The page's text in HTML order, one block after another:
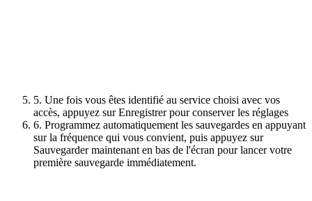
5. Une fois vous êtes identifié au service choisi avec vos
accès, appuyez sur Enregistrer pour conserver les réglages
6. Programmez automatiquement les sauvegardes en appuyant
sur la fréquence qui vous convient, puis appuyez sur
Sauvegarder maintenant en bas de l'écran pour lancer votre
première sauvegarde immédiatement.